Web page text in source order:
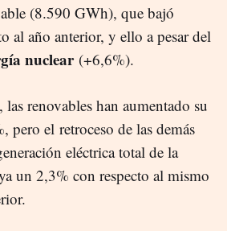
(8.590 GWh), que bajó
al año anterior, y ello a pesar del
nuclear(+6,6%).
renovables han aumentado su
pero el retroceso de las demás
eléctrica total de la
un 2,3% con respecto al mismo